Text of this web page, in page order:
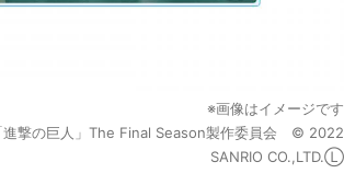
※画像はイメージです
進撃の巨人」The Final Season製作委員会 © 2022
SANRIO CO.,LTD.Ⓛ